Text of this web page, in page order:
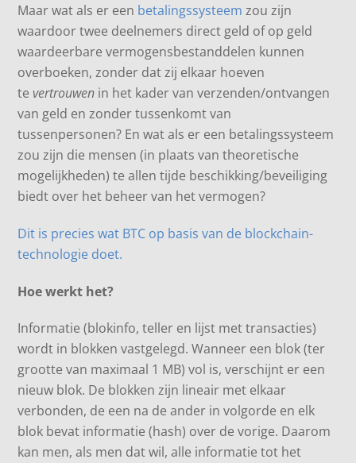
Maar wat als er een betalingssysteem zou zijn
waardoor twee deelnemers direct geld of op geld
waardeerbare vermogensbestanddelen kunnen
overboeken, zonder dat zij elkaar hoeven
tevertrouwen in het kader van verzenden/ontvangen
van geld en zonder tussenkomt van
tussenpersonen? En wat als er een betalingssysteem
zou zijn die mensen (in plaats van theoretische
mogelijkheden) te allen tijde beschikking/beveiliging
biedt over het beheer van het vermogen?
Dit is precies wat BTC op basis van de blockchain-
technologie doet.
Hoe werkt het?
Informatie (blokinfo, teller en lijst met transacties)
wordt in blokken vastgelegd. Wanneer een blok (ter
grootte van maximaal 1 MB) vol is, verschijnt er een
nieuw blok. De blokken zijn lineair met elkaar
verbonden, de een na de ander in volgorde en elk
blok bevat informatie (hash) over de vorige. Daarom
kan men, als men dat wil, alle informatie tot het